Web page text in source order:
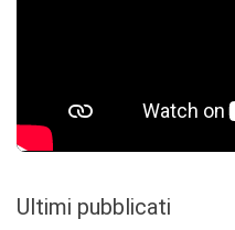
Ultimi pubblicati